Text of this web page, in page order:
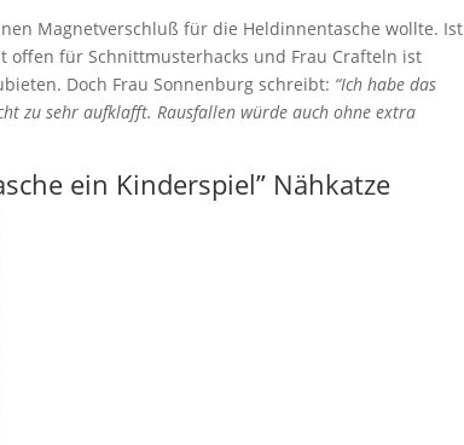
Magnetverschluß für die Heldinnentasche wollte. Ist
offen für Schnittmusterhacks und Frau Crafteln ist
Doch Frau Sonnenburg schreibt: “Ich habe das
zu sehr aufklafft. Rausfallen würde auch ohne extra
ein Kinderspiel” Nähkatze